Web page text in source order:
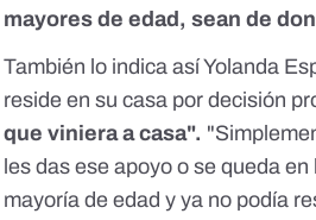
mayores de edad, sean de
También lo indica así Yolanda
reside en su casa por decisión
que viniera a casa".
les das ese apoyo o se queda
mayoría de edad y ya no podía